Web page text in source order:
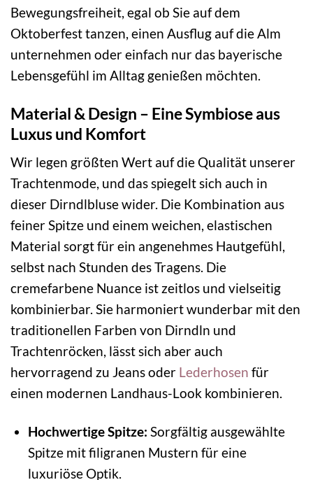
Bewegungsfreiheit, egal ob Sie auf dem
Oktoberfest tanzen, einen Ausflug auf die Alm
unternehmen oder einfach nur das bayerische
Lebensgefühl im Alltag genießen möchten.
Material & Design – Eine Symbiose aus
Luxus und Komfort
Wir legen größten Wert auf die Qualität unserer
Trachtenmode, und das spiegelt sich auch in
dieser Dirndlbluse wider. Die Kombination aus
feiner Spitze und einem weichen, elastischen
Material sorgt für ein angenehmes Hautgefühl,
selbst nach Stunden des Tragens. Die
cremefarbene Nuance ist zeitlos und vielseitig
kombinierbar. Sie harmoniert wunderbar mit den
traditionellen Farben von Dirndln und
Trachtenröcken, lässt sich aber auch
hervorragend zu Jeans oder Lederhosen für
einen modernen Landhaus-Look kombinieren.
Hochwertige Spitze: Sorgfältig ausgewählte
Spitze mit filigranen Mustern für eine
luxuriöse Optik.